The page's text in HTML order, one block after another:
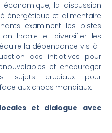
la discussion
énergétique et alimentaire
examinent les pistes
locale et diversifier les
la dépendance vis-à-
des initiatives pour
et encourager
sujets cruciaux pour
aux chocs mondiaux.
et dialogue avec